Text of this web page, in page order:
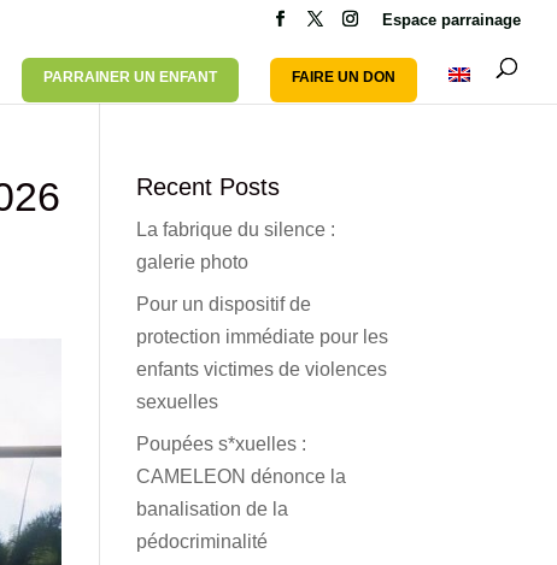
Espace parrainage
PARRAINER UN ENFANT FAIRE UN DON
Recent Posts
La fabrique du silence :
galerie photo
Pour un dispositif de
protection immédiate pour les
enfants victimes de violences
sexuelles
Poupées s*xuelles :
CAMELEON dénonce la
banalisation de la
pédocriminalité